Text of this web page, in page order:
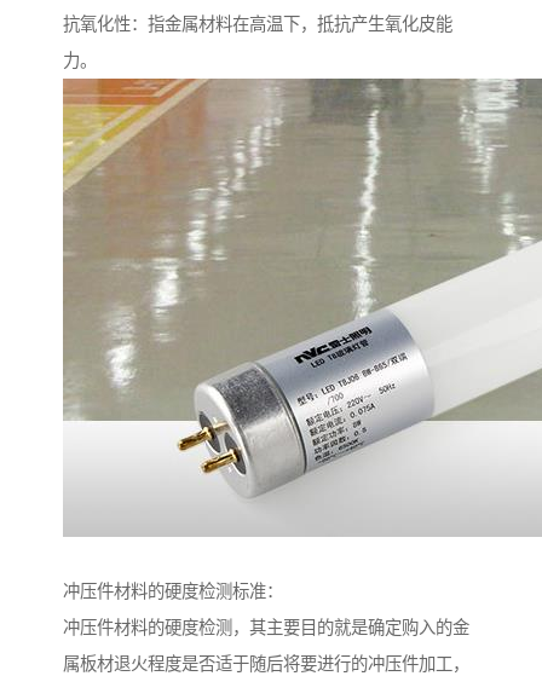
抗氧化性：指金属材料在高温下，抵抗产生氧化皮能
力。
冲压件材料的硬度检测标准：
冲压件材料的硬度检测，其主要目的就是确定购入的金
属板材退火程度是否适于随后将要进行的冲压件加工，